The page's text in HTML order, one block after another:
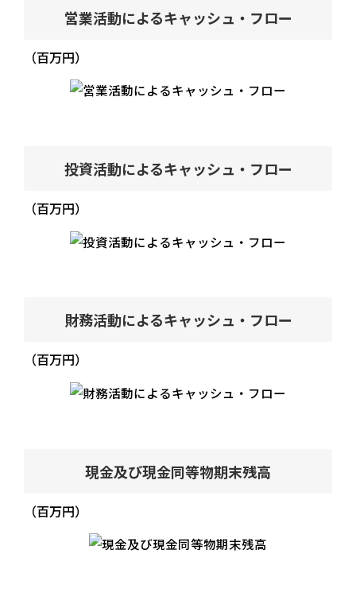
営業活動によるキャッシュ・フロー
（百万円）
投資活動によるキャッシュ・フロー
（百万円）
財務活動によるキャッシュ・フロー
（百万円）
現金及び現金同等物期末残高
（百万円）